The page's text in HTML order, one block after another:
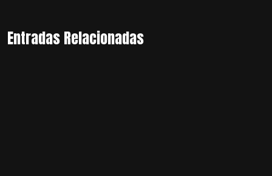
Entradas Relacionadas